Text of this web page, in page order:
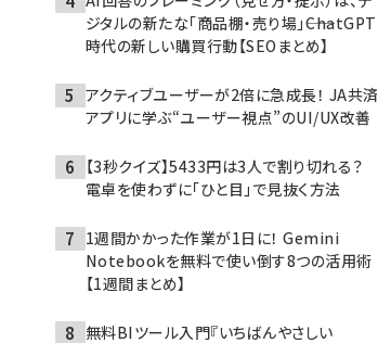
ジタルの新たな「商品棚・売り場」――ChatGPT
時代の新しい購買行動【SEOまとめ】
アクティブユーザーが2倍に急成長！ JA共済
アプリに学ぶ“ユーザー視点”のUI/UX改善
【3秒クイズ】5433円は3人で割り切れる？
電卓を使わずに「ひと目」で見抜く方法
1週間かかった作業が1日に！ Gemini
Notebookを無料で使い倒す8つの活用術
【1週間まとめ】
無料BIツール入門『いちばんやさしい